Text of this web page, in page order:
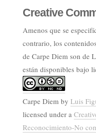
Creative
Amenos que se
contrario, los
de Carpe Diem son de
están disponibles bajo
Carpe Diem by Luis
licensed under a
Reconocimiento-No